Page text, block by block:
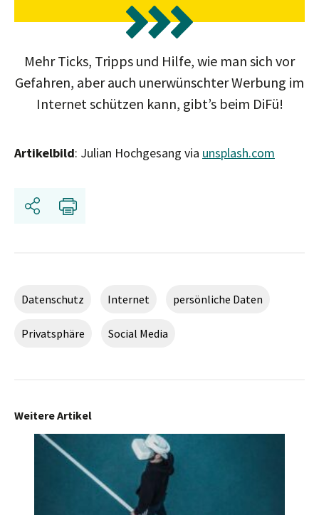
Mehr Ticks, Tripps und Hilfe, wie man sich vor
Gefahren, aber auch unerwünschter Werbung im
Internet schützen kann, gibt’s beim DiFü!
Artikelbild: Julian Hochgesang via unsplash.com
Teilen
Datenschutz Internet persönliche Daten
Privatsphäre Social Media
Weitere Artikel